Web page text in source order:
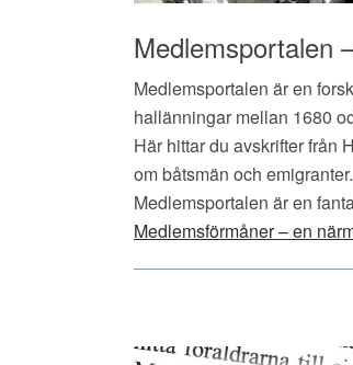
Medlemsportalen
Medlemsportalen är en
hallänningar mellan 1680
Här hittar du avskrifter från
om båtsmän och emigranter.
Medlemsportalen är en
Medlemsförmåner – en